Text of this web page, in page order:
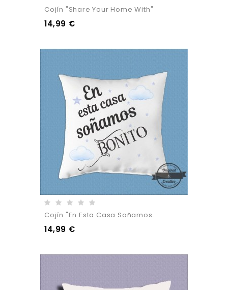
Cojín "Share Your Home With"
14,99 €
Cojín "En Esta Casa Soñamos...
14,99 €